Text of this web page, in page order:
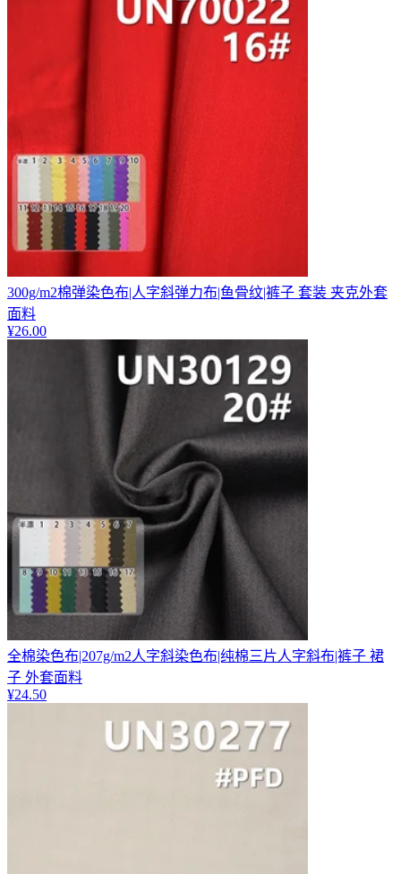
300g/m2棉弹染色布|人字斜弹力布|鱼骨纹|裤子 套装 夹克外套
面料
¥26.00
全棉染色布|207g/m2人字斜染色布|纯棉三片人字斜布|裤子 裙
子 外套面料
¥24.50